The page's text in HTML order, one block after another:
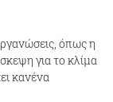
όπως η
για το κλίμα
κανένα